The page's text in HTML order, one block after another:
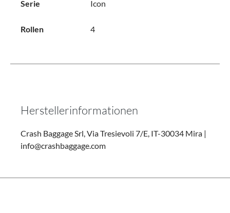
Serie Icon
Rollen 4
Herstellerinformationen
Crash Baggage Srl, Via Tresievoli 7/E, IT-30034 Mira |
info@crashbaggage.com